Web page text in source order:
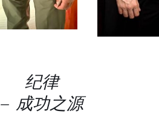
纪律
– 成功之源